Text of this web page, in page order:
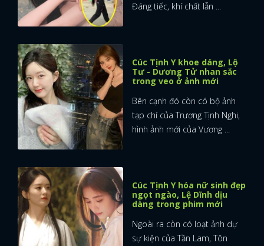
Đáng tiếc, khí chất lẫn ...
Cúc Tịnh Y khoe dáng, Lộ
Tư - Dương Tử nhan sắc
trong veo ở ảnh mới
Bên cạnh đó còn có bộ ảnh
tạp chí của Trương Tịnh Nghi,
hình ảnh mới của Vương ...
Cúc Tịnh Y hóa nữ sinh đẹp
ngọt ngào, Lệ Dĩnh dịu
dàng trong phim mới
Ngoài ra còn có loạt ảnh dự
sự kiện của Tần Lam, Tôn